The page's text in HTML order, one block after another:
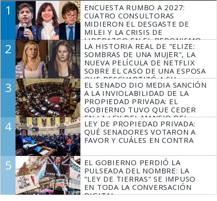
1
ENCUESTA RUMBO A 2027:
CUATRO CONSULTORAS
MIDIERON EL DESGASTE DE
MILEI Y LA CRISIS DE
LIDERAZGO EN EL PERONISMO
2
LA HISTORIA REAL DE "ELIZE:
SOMBRAS DE UNA MUJER", LA
NUEVA PELÍCULA DE NETFLIX
SOBRE EL CASO DE UNA ESPOSA
QUE DESCUARTIZÓ A SU
MARIDO
3
EL SENADO DIO MEDIA SANCIÓN
A LA INVIOLABILIDAD DE LA
PROPIEDAD PRIVADA: EL
GOBIERNO TUVO QUE CEDER
EN LA LEY DEL MANEJO DEL
FUEGO
4
LEY DE PROPIEDAD PRIVADA:
QUÉ SENADORES VOTARON A
FAVOR Y CUÁLES EN CONTRA
5
EL GOBIERNO PERDIÓ LA
PULSEADA DEL NOMBRE: LA
"LEY DE TIERRAS" SE IMPUSO
EN TODA LA CONVERSACIÓN
DIGITAL